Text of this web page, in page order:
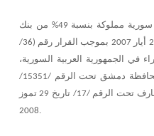
بنك الأردن- سورية شركة مساهمة سورية مملوكة بنسبة 49% من بنك
الأردن، تم الترخيص لإنشائه بتاريخ 27 أيار 2007 بموجب القرار رقم (36/
في الجمهورية العربية السورية،
وتم تسجيله في السجل التجاري لمحافظة دمشق تحت الرقم /15351/
تاريخ 28 أيار 2008، وفي سجل المصارف تحت الرقم /17/ تاريخ 29 تموز
2008.